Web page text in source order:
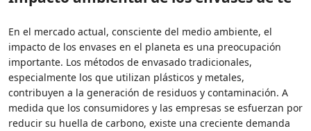
En el mercado actual, consciente del medio ambiente, el
impacto de los envases en el planeta es una preocupación
importante. Los métodos de envasado tradicionales,
especialmente los que utilizan plásticos y metales,
contribuyen a la generación de residuos y contaminación. A
medida que los consumidores y las empresas se esfuerzan por
reducir su huella de carbono, existe una creciente demanda